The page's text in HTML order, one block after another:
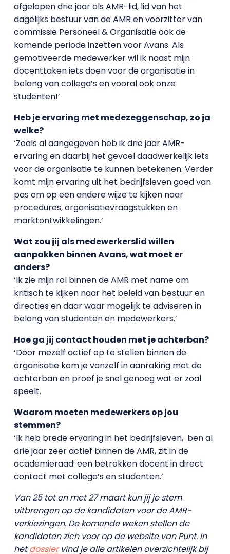
afgelopen drie jaar als AMR-lid, lid van het
dagelijks bestuur van de AMR en voorzitter van
commissie Personeel & Organisatie ook de
komende periode inzetten voor Avans. Als
gemotiveerde medewerker wil ik naast mijn
docenttaken iets doen voor de organisatie in
belang van collega’s en vooral ook onze
studenten!’
Heb je ervaring met medezeggenschap, zo ja
welke?
‘Zoals al aangegeven heb ik drie jaar AMR-
ervaring en daarbij het gevoel daadwerkelijk iets
voor de organisatie te kunnen betekenen. Verder
komt mijn ervaring uit het bedrijfsleven goed van
pas om op een andere wijze te kijken naar
procedures, organisatievraagstukken en
marktontwikkelingen.’
Wat zou jij als medewerkerslid willen
aanpakken binnen Avans, wat moet er
anders?
‘Ik zie mijn rol binnen de AMR met name om
kritisch te kijken naar het beleid van bestuur en
directies en daar waar mogelijk te adviseren in
belang van studenten en medewerkers.’
Hoe ga jij contact houden met je achterban?
‘Door mezelf actief op te stellen binnen de
organisatie kom je vanzelf in aanraking met de
achterban en proef je snel genoeg wat er zoal
speelt.
Waarom moeten medewerkers op jou
stemmen?
‘Ik heb brede ervaring in het bedrijfsleven, ben al
drie jaar zeer actief binnen de AMR, zit in de
academieraad: een betrokken docent in direct
contact met collega’s en studenten.’
Van 25 tot en met 27 maart kun jij je stem
uitbrengen op de kandidaten voor de AMR-
verkiezingen. De komende weken stellen de
kandidaten zich voor op de website van Punt. In
hetdossiervind je alle artikelen overzichtelijk bij